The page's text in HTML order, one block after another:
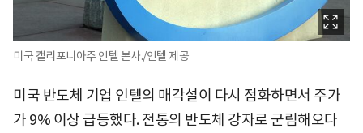
미국 캘리포니아주 인텔 본사./인텔 제공
미국 반도체 기업 인텔의 매각설이 다시 점화하면서 주가
가 9% 이상 급등했다. 전통의 반도체 강자로 군림해오다